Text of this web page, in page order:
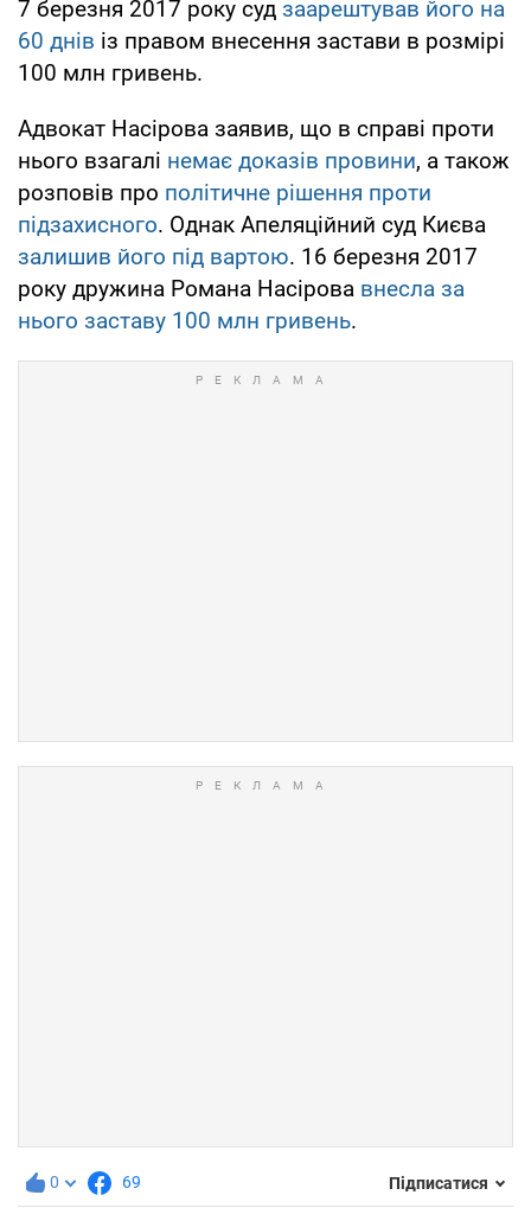
7 березня 2017 року суд заарештував його на
60 днів із правом внесення застави в розмірі
100 млн гривень.
Адвокат Насірова заявив, що в справі проти
нього взагалі немає доказів провини, а також
розповів про політичне рішення проти
підзахисного. Однак Апеляційний суд Києва
залишив його під вартою. 16 березня 2017
року дружина Романа Насірова внесла за
нього заставу 100 млн гривень.
0 69 Підписатися